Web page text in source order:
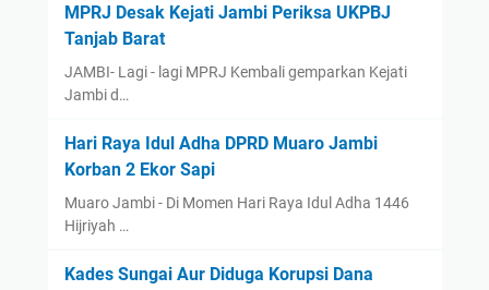
MPRJ Desak Kejati Jambi Periksa UKPBJ
Tanjab Barat
JAMBI- Lagi - lagi MPRJ Kembali gemparkan Kejati
Jambi d…
Hari Raya Idul Adha DPRD Muaro Jambi
Korban 2 Ekor Sapi
Muaro Jambi - Di Momen Hari Raya Idul Adha 1446
Hijriyah …
Kades Sungai Aur Diduga Korupsi Dana